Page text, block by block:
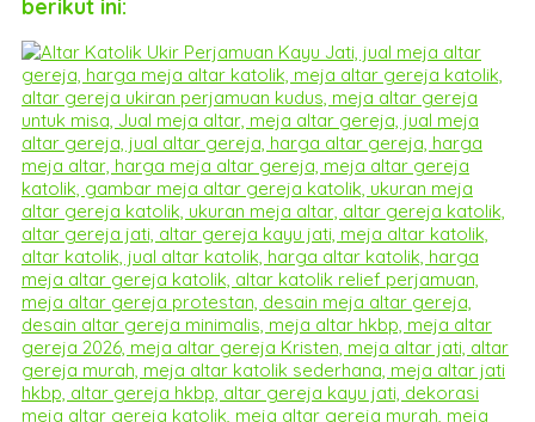
berikut ini: